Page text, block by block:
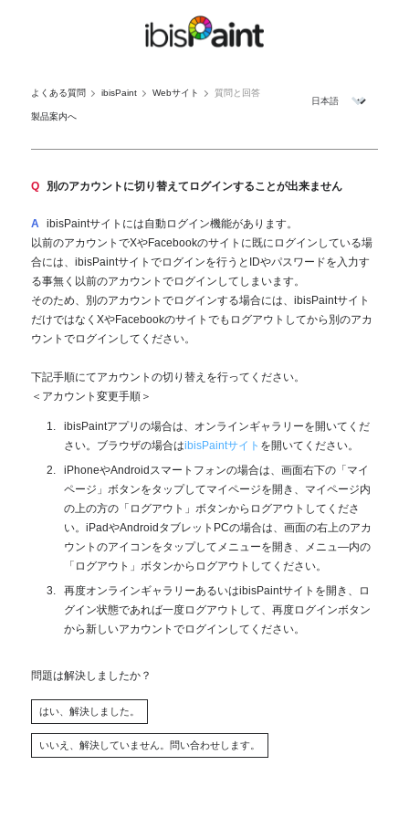
よくある質問 ibisPaint Webサイト 質問と回答
製品案内へ
Q 別のアカウントに切り替えてログインすることが出来ません
A
ibisPaintサイトには自動ログイン機能があります。
以前のアカウントでXやFacebookのサイトに既にログインしている場
合には、ibisPaintサイトでログインを行うとIDやパスワードを入力す
る事無く以前のアカウントでログインしてしまいます。
そのため、別のアカウントでログインする場合には、ibisPaintサイト
だけではなくXやFacebookのサイトでもログアウトしてから別のアカ
ウントでログインしてください。
下記手順にてアカウントの切り替えを行ってください。
＜アカウント変更手順＞
ibisPaintアプリの場合は、オンラインギャラリーを開いてくだ
さい。ブラウザの場合はibisPaintサイト を開いてください。
iPhoneやAndroidスマートフォンの場合は、画面右下の「マイ
ページ」ボタンをタップしてマイページを開き、マイページ内
の上の方の「ログアウト」ボタンからログアウトしてくださ
い。iPadやAndroidタブレットPCの場合は、画面の右上のアカ
ウントのアイコンをタップしてメニューを開き、メニュ—内の
「ログアウト」ボタンからログアウトしてください。
再度オンラインギャラリーあるいはibisPaintサイトを開き、ロ
グイン状態であれば一度ログアウトして、再度ログインボタン
から新しいアカウントでログインしてください。
問題は解決しましたか？